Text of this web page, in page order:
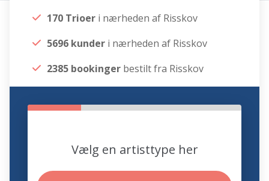
170 Trioer i nærheden af Risskov
5696 kunder i nærheden af Risskov
2385 bookinger bestilt fra Risskov
Vælg en artisttype her